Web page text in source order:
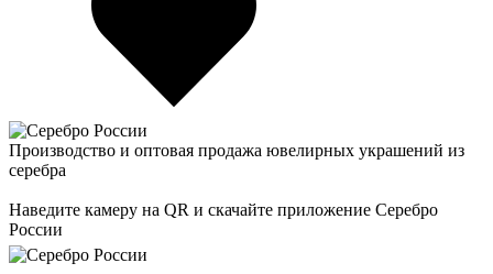
Производство и оптовая продажа ювелирных украшений из
серебра
Наведите камеру на QR и скачайте приложение Серебро
России